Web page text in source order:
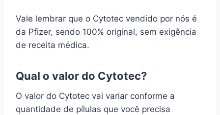
Vale lembrar que o Cytotec vendido por nós é
da Pfizer, sendo 100% original, sem exigência
de receita médica.
Qual o valor do Cytotec?
O valor do Cytotec vai variar conforme a
quantidade de pílulas que você precisa